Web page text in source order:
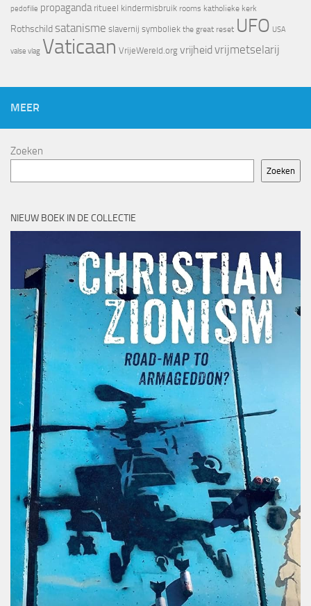
pedofilie propaganda ritueel kindermisbruik rooms katholieke kerk
Rothschild satanisme slavernij symboliek the great reset UFO USA
valse vlag Vaticaan VrijeWereld.org vrijheid vrijmetselarij
MEER
Zoeken
Zoeken
NIEUW BOEK IN DE COLLECTIE